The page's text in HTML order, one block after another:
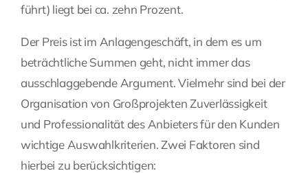
führt) liegt bei ca. zehn Prozent.
Der Preis ist im Anlagengeschäft, in dem es um
beträchtliche Summen geht, nicht immer das
ausschlaggebende Argument. Vielmehr sind bei der
Organisation von Großprojekten Zuverlässigkeit
und Professionalität des Anbieters für den Kunden
wichtige Auswahlkriterien. Zwei Faktoren sind
hierbei zu berücksichtigen: